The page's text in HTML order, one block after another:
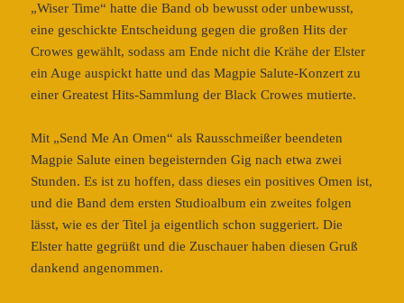
„Wiser Time“ hatte die Band ob bewusst oder unbewusst,
eine geschickte Entscheidung gegen die großen Hits der
Crowes gewählt, sodass am Ende nicht die Krähe der Elster
ein Auge auspickt hatte und das Magpie Salute-Konzert zu
einer Greatest Hits-Sammlung der Black Crowes mutierte.
Mit „Send Me An Omen“ als Rausschmeißer beendeten
Magpie Salute einen begeisternden Gig nach etwa zwei
Stunden. Es ist zu hoffen, dass dieses ein positives Omen ist,
und die Band dem ersten Studioalbum ein zweites folgen
lässt, wie es der Titel ja eigentlich schon suggeriert. Die
Elster hatte gegrüßt und die Zuschauer haben diesen Gruß
dankend angenommen.